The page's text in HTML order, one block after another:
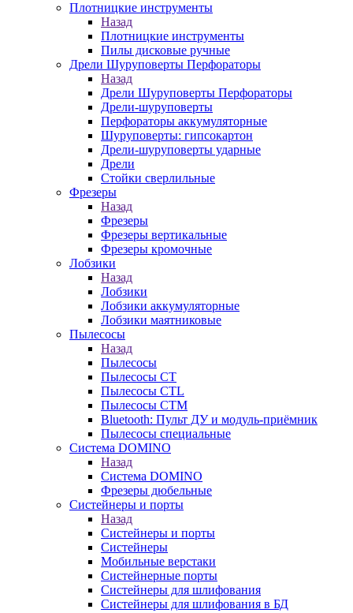
Плотницкие инструменты
Назад
Плотницкие инструменты
Пилы дисковые ручные
Дрели Шуруповерты Перфораторы
Назад
Дрели Шуруповерты Перфораторы
Дрели-шуруповерты
Перфораторы аккумуляторные
Шуруповерты: гипсокартон
Дрели-шуруповерты ударные
Дрели
Стойки сверлильные
Фрезеры
Назад
Фрезеры
Фрезеры вертикальные
Фрезеры кромочные
Лобзики
Назад
Лобзики
Лобзики аккумуляторные
Лобзики маятниковые
Пылесосы
Назад
Пылесосы
Пылесосы CT
Пылесосы CTL
Пылесосы CTM
Bluetooth: Пульт ДУ и модуль-приёмник
Пылесосы специальные
Система DOMINO
Назад
Система DOMINO
Фрезеры дюбельные
Систейнеры и порты
Назад
Систейнеры и порты
Систейнеры
Мобильные верстаки
Систейнерные порты
Систейнеры для шлифования
Систейнеры для шлифования в БД